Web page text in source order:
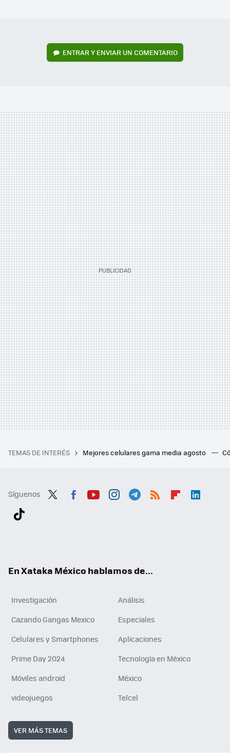
ENTRAR Y ENVIAR UN COMENTARIO
TEMAS DE INTERÉS Mejores celulares gama media agosto
Síguenos
En Xataka México hablamos de...
Investigación
Análisis
Cazando Gangas Mexico
Especiales
Celulares y Smartphones
Aplicaciones
Prime Day 2024
Tecnología en México
Móviles android
México
videojuegos
Telcel
VER MÁS TEMAS